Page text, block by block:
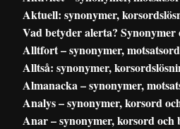
Aktuell: synonymer,
Vad betyder alerta? Synonymer
Alltfort – synonymer,
Alltså: synonymer,
Almanacka – synonymer,
Analys – synonymer, korsord
Anar – synonymer, korsord och